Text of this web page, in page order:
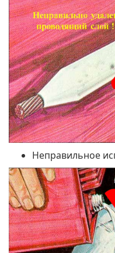
Неправильное